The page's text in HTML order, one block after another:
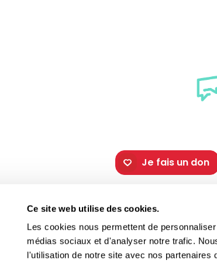
Ce site web utilise des cookies.
Les cookies nous permettent de
médias sociaux et d'analyser notre trafic.
l'utilisation de notre site avec nos
Je fais un don
Seigneur
Les fêtes chrétiennes
Les saints du jour
La Bible